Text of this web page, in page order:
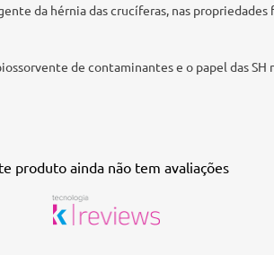
da hérnia das crucíferas, nas
de contaminantes e o papel das SH
produto ainda não tem avaliações